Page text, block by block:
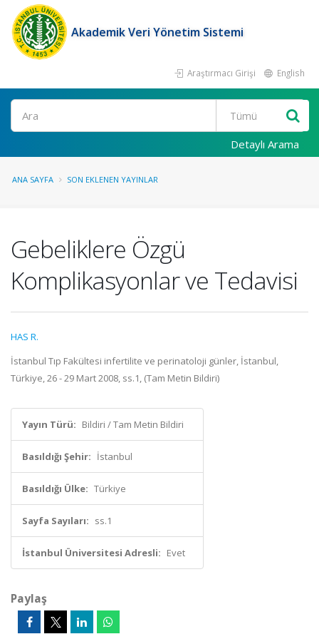
Akademik Veri Yönetim Sistemi
Araştırmacı Girişi English
Ara
Detaylı Arama
ANA SAYFA SON EKLENEN YAYINLAR
Gebeliklere Özgü
Komplikasyonlar ve Tedavisi
HAS R.
İstanbul Tıp Fakültesi infertilite ve perinatoloji günler, İstanbul,
Türkiye, 26 - 29 Mart 2008, ss.1, (Tam Metin Bildiri)
Yayın Türü: Bildiri / Tam Metin Bildiri
Basıldığı Şehir: İstanbul
Basıldığı Ülke: Türkiye
Sayfa Sayıları: ss.1
İstanbul Üniversitesi Adresli: Evet
Paylaş